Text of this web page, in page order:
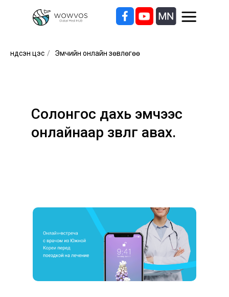
Үндсэн цэс / Эмчийн онлайн зөвлөгөө
Солонгос дахь эмчээс
онлайнаар зөвлөгөө авах.